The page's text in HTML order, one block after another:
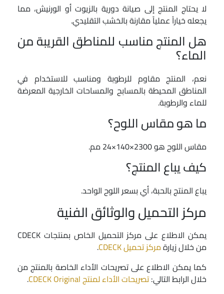
لا يحتاج المنتج إلى صيانة دورية بالزيوت أو الورنيش، مما
يجعله خياراً عملياً مقارنة بالخشب التقليدي.
هل المنتج مناسب للمناطق القريبة من
الماء؟
نعم، المنتج مقاوم للرطوبة ومناسب للاستخدام في
المناطق المحيطة بالمسابح والمساحات الخارجية المعرضة
للماء والرطوبة.
ما هو مقاس اللوح؟
مقاس اللوح هو 2300×140×24 مم.
كيف يباع المنتج؟
يباع المنتج بالحبة، أي بسعر اللوح الواحد.
مركز التحميل والوثائق الفنية
يمكن الاطلاع على مركز التحميل الخاص بمنتجات CDECK
من خلال زيارةمركز تحميل CDECK
.
كما يمكن الاطلاع على تصريحات الأداء الخاصة بالمنتج من
خلال الرابط التالي:تصريحات الأداء لمنتج CDECK Original
.